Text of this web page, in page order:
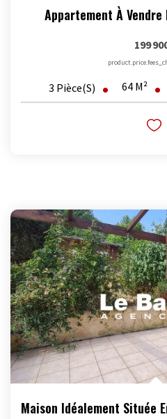
Appartement À Vendre
199
3 Pièce(s) 64 M²